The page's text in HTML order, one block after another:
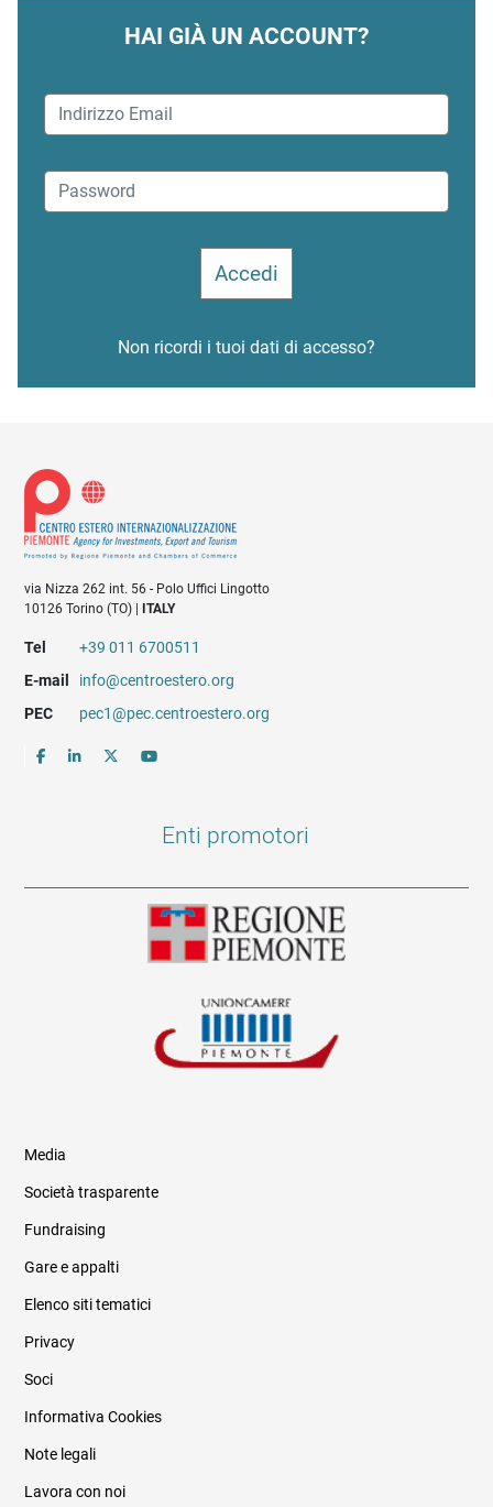
HAI GIÀ UN ACCOUNT?
Non ricordi i tuoi dati di accesso?
via Nizza 262 int. 56 - Polo Uffici Lingotto
10126 Torino (TO) |
ITALY
Tel
+39 011 6700511
E-mail
info@centroestero.org
PEC
pec1@pec.centroestero.org
Enti promotori
Informazioni legali e trasparenza
Media
Società trasparente
Fundraising
Gare e appalti
Elenco siti tematici
Privacy
Soci
Informativa Cookies
Note legali
Lavora con noi